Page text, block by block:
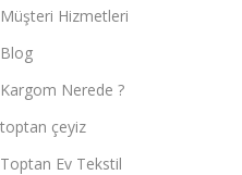
Müşteri Hizmetleri
Blog
Kargom Nerede ?
toptan çeyiz
Toptan Ev Tekstil